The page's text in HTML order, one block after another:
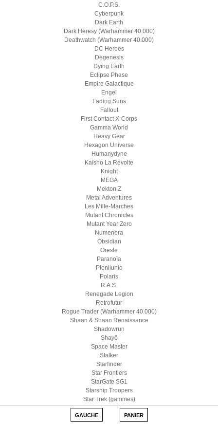
C.O.P.S.
Cyberpunk
Dark Earth
Dark Heresy (Warhammer 40.000)
Deathwatch (Warhammer 40.000)
DC Heroes
Degenesis
Dying Earth
Eclipse Phase
Empire Galactique
Engel
Fading Suns
Fallout
First Contact X-Corps
Gamma World
Heavy Gear
Hexagon Universe
Humanydyne
Kaïsho La Révolte
Knight
MEGA
Mekton Z
Metal Adventures
Les Mille-Marches
Mutant Chronicles
Mutant Year Zero
Numenéra
Obsidian
Oreste
Paranoïa
Plenilunio
Polaris
R.A.S.
Renegade Legion
Retrofutur
Rogue Trader (Warhammer 40.000)
Shaan & Shaan Renaissance
Shadowrun
Shayô
Space Master
Stalker
Starfinder
Star Frontiers
StarGate SG1
Starship Troopers
Star Trek (gammes)
Star Wars D6
Star Wars (Edge)
GAUCHE PANIER